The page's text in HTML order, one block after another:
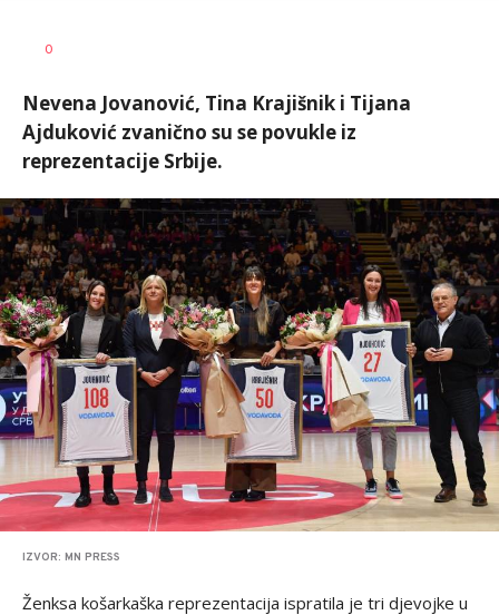
AUTOR
0
Nevena Jovanović, Tina Krajišnik i Tijana
Ajduković zvanično su se povukle iz
reprezentacije Srbije.
IZVOR: MN PRESS
Ženksa košarkaška reprezentacija ispratila je tri djevojke u